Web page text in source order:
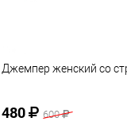
Джемпер женский со
480 600